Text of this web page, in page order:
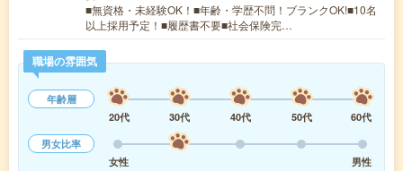
■無資格・未経験OK！■年齢・学歴不問！ブランクOK!■10名
以上採用予定！■履歴書不要■社会保険完…
職場の雰囲気
年齢層
20代
30代 40代 50代
60代
男女比率
女性
男性